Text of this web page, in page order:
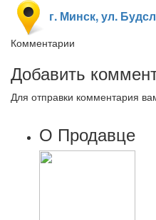
г. Минск, ул.
Комментарии
Добавить
Для отправки комментария
О Продавце